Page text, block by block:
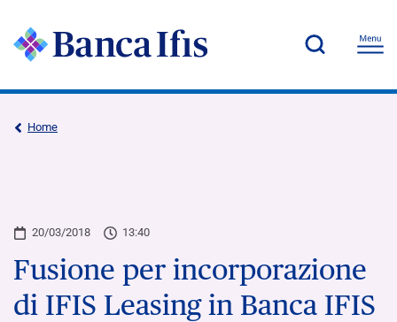
Home
20/03/2018 13:40
Fusione per incorporazione
di IFIS Leasing in Banca IFIS